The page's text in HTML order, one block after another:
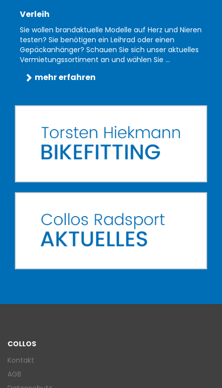
Verleih
Sie wollen brandaktuelle Modelle auf Herz und Nieren
testen? Sie benötigen ein Leihrad oder einen
Gepäckanhänger? Schauen Sie sich unser aktuelles
Vermietungssortiment an und wählen Sie ...
mehr erfahren
COLLOS
Kontakt
AGB